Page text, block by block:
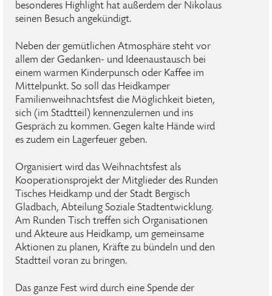
besonderes Highlight hat außerdem der Nikolaus
seinen Besuch angekündigt.
Neben der gemütlichen Atmosphäre steht vor
allem der Gedanken- und Ideenaustausch bei
einem warmen Kinderpunsch oder Kaffee im
Mittelpunkt. So soll das Heidkamper
Familienweihnachtsfest die Möglichkeit bieten,
sich (im Stadtteil) kennenzulernen und ins
Gespräch zu kommen. Gegen kalte Hände wird
es zudem ein Lagerfeuer geben.
Organisiert wird das Weihnachtsfest als
Kooperationsprojekt der Mitglieder des Runden
Tisches Heidkamp und der Stadt Bergisch
Gladbach, Abteilung Soziale Stadtentwicklung.
Am Runden Tisch treffen sich Organisationen
und Akteure aus Heidkamp, um gemeinsame
Aktionen zu planen, Kräfte zu bündeln und den
Stadtteil voran zu bringen.
Das ganze Fest wird durch eine Spende der